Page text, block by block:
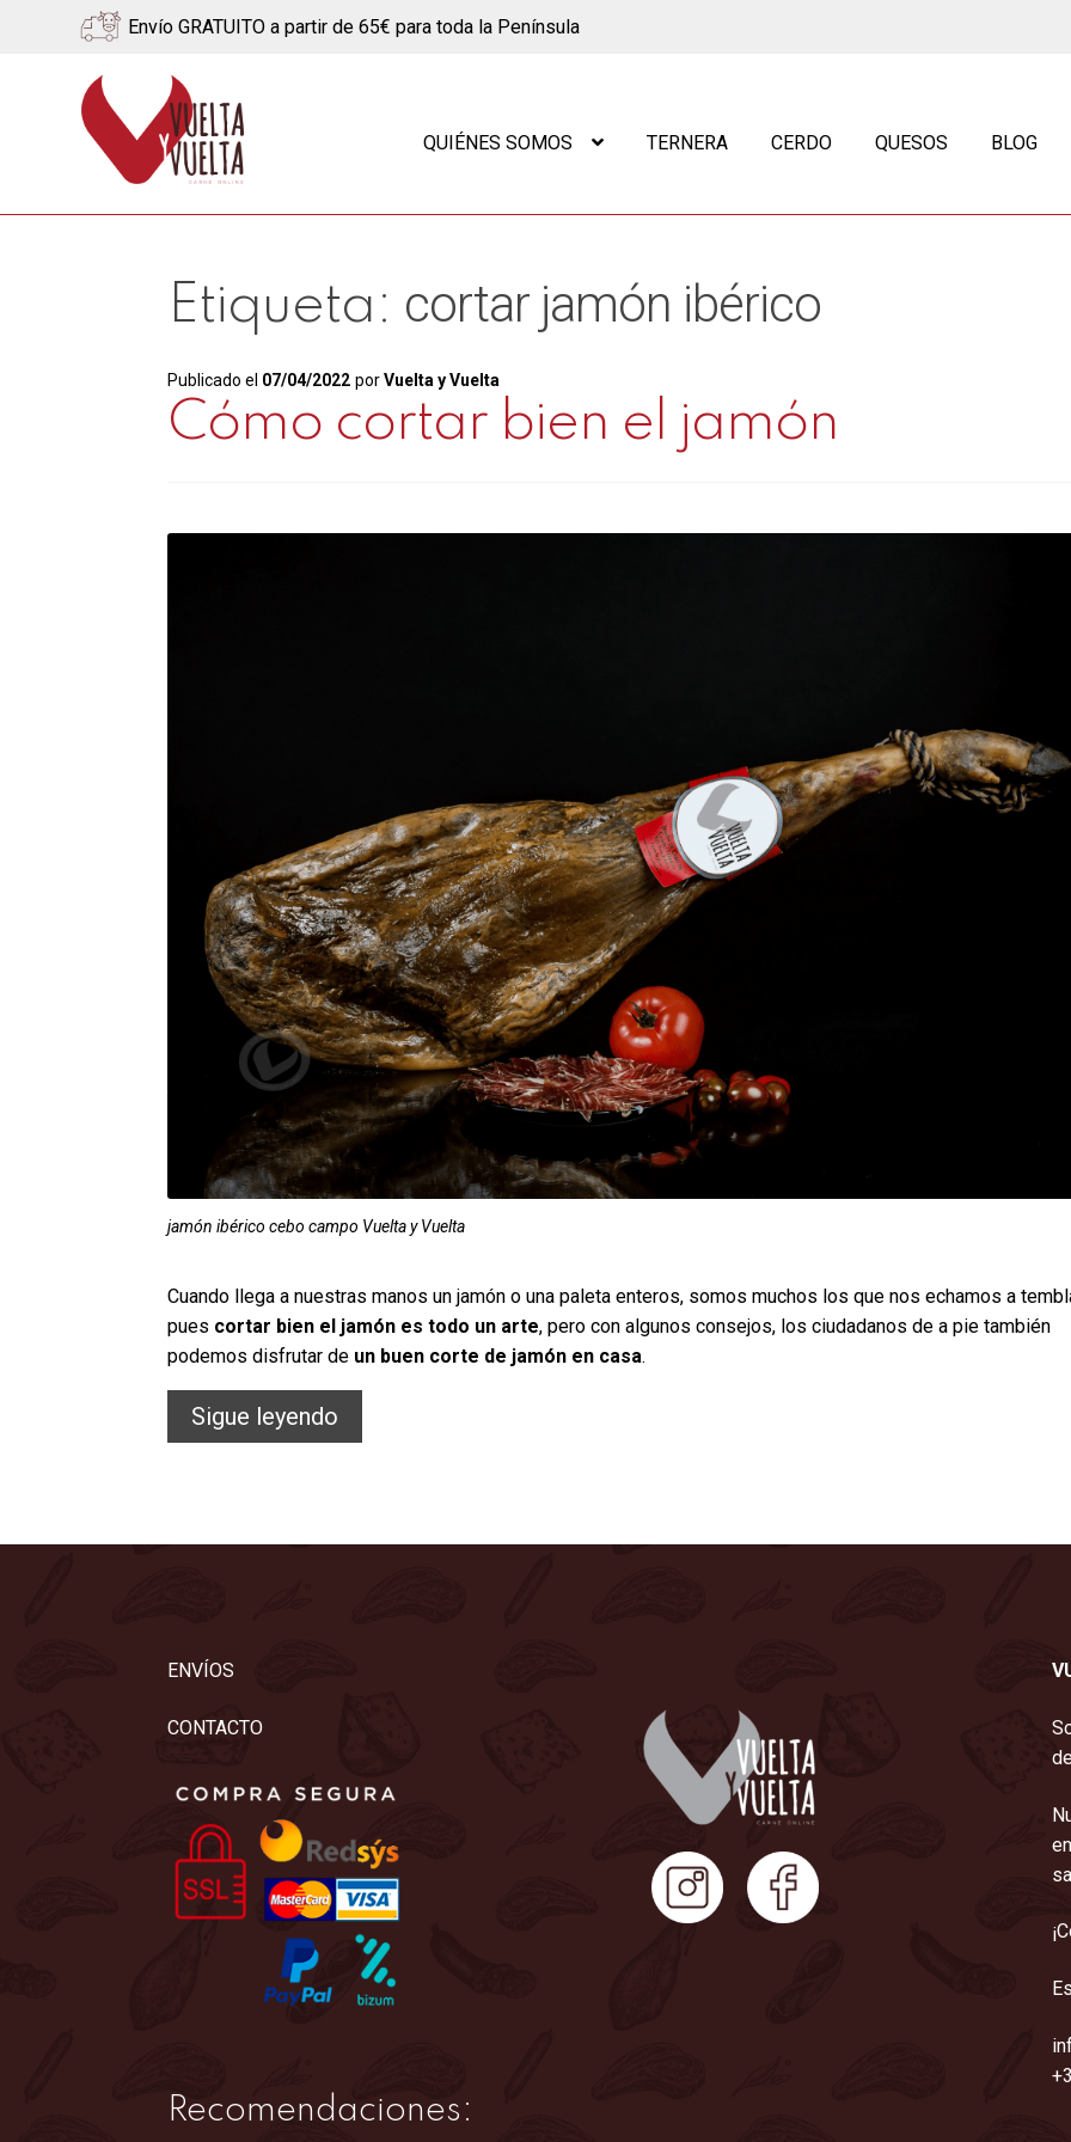
Envío GRATUITO a partir de 65€ para toda la Península
Ir
a
navegación
Ir
al
contenido
QUIÉNES SOMOS TERNERA CERDO QUESOS BLOG
Etiqueta: cortar jamón ibérico
Publicado el 07/04/2022 porVuelta y Vuelta
Cómo cortar bien el jamón
jamón ibérico cebo campo Vuelta y Vuelta
Cuando llega a nuestras manos un jamón o una paleta enteros, somos muchos los que nos echamos a
pues cortar bien el jamón es todo un arte, pero con algunos consejos, los ciudadanos de a pie también
podemos disfrutar de un buen corte de jamón en casa.
Sigue leyendo
ENVÍOS
CONTACTO
Recomendaciones: